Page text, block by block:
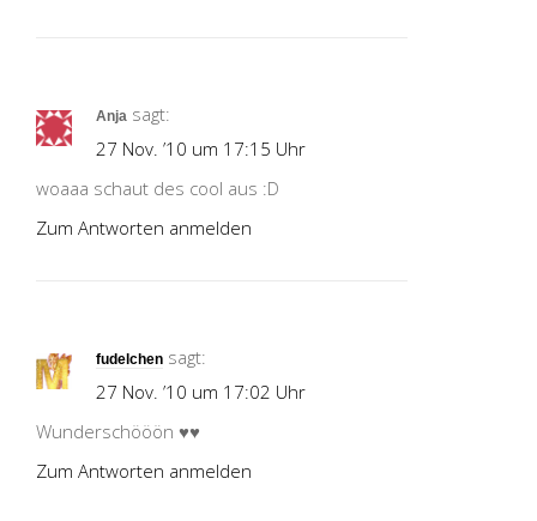
Anja sagt:
27 Nov. ’10 um 17:15 Uhr
woaaa schaut des cool aus :D
Zum Antworten anmelden
fudelchen sagt:
27 Nov. ’10 um 17:02 Uhr
Wunderschööön ♥♥
Zum Antworten anmelden